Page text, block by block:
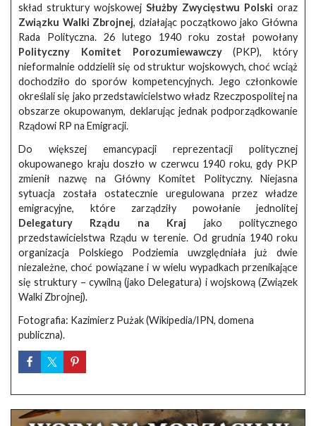
skład struktury wojskowej Służby Zwycięstwu Polski oraz
Związku Walki Zbrojnej, działając początkowo jako Główna
Rada Polityczna. 26 lutego 1940 roku został powołany
Polityczny Komitet Porozumiewawczy(PKP), który
nieformalnie oddzielił się od struktur wojskowych, choć wciąż
dochodziło do sporów kompetencyjnych. Jego członkowie
określali się jako przedstawicielstwo władz Rzeczpospolitej na
obszarze okupowanym, deklarując jednak podporządkowanie
Rządowi RP na Emigracji.
Do większej emancypacji reprezentacji politycznej
okupowanego kraju doszło w czerwcu 1940 roku, gdy PKP
zmienił nazwę na Główny Komitet Polityczny. Niejasna
sytuacja została ostatecznie uregulowana przez władze
emigracyjne, które zarządziły powołanie jednolitej
Delegatury Rządu na Kraj jako politycznego
przedstawicielstwa Rządu w terenie. Od grudnia 1940 roku
organizacja Polskiego Podziemia uwzględniała już dwie
niezależne, choć powiązane i w wielu wypadkach przenikające
się struktury – cywilną (jako Delegatura) i wojskową (Związek
Walki Zbrojnej).
Fotografia: Kazimierz Pużak (Wikipedia/IPN, domena
publiczna).